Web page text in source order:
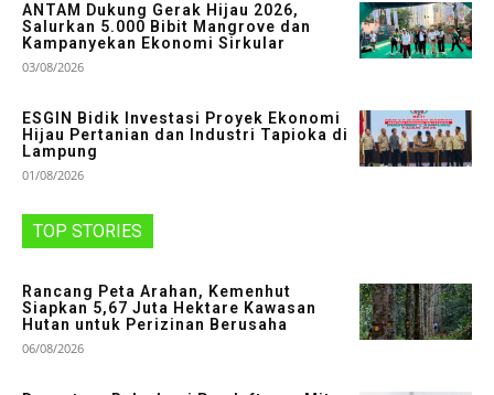
ANTAM Dukung Gerak Hijau 2026,
Salurkan 5.000 Bibit Mangrove dan
Kampanyekan Ekonomi Sirkular
03/08/2026
ESGIN Bidik Investasi Proyek Ekonomi
Hijau Pertanian dan Industri Tapioka di
Lampung
01/08/2026
TOP STORIES
Rancang Peta Arahan, Kemenhut
Siapkan 5,67 Juta Hektare Kawasan
Hutan untuk Perizinan Berusaha
06/08/2026